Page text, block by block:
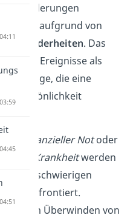
Veränderungen
aufgrund von
Besonderheiten. Das
positive Ereignisse als
die eine
Persönlichkeit
finanzieller Notoder
Krankheitwerden
mit schwierigen
konfrontiert.
dem Überwinden von